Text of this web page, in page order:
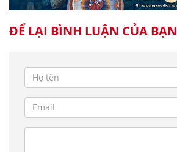
ĐỂ LẠI BÌNH LUẬN CỦA BẠN